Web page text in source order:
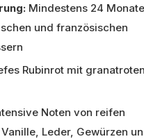
Mindestens 24
und französischen
Rubinrot mit granatroten
Noten von reifen
Leder, Gewürzen